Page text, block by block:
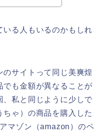
いる人もいるのかもしれ
のサイトって同じ美爽煌
も金額が異なることが
、私と同じように少しで
ちゃ）の商品を購入した
マゾン（amazon）のペ